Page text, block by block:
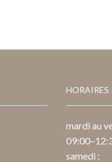
HORAIRES
mardi au
samedi :